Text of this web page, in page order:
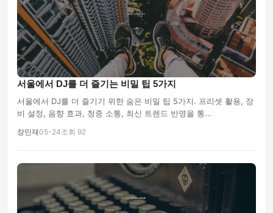
서울에서 DJ를 더 즐기는 비밀 팁 5가지
서울에서 DJ를 더 즐기기 위한 숨은 비밀 팁 5가지. 프리셋 활용, 장
비 설정, 음향 효과, 청중 소통, 최신 트렌드 반영을 통...
장민재05-24조회 92